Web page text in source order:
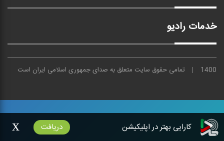
خدمات رادیو
1400 تمامی حقوق سایت متعلق به صدایجمهوری اسلامی ایران است
کارایی بهتر در اپلیکیشن دریافت x